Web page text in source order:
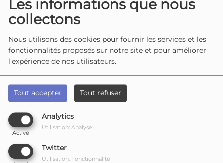
Les informations que nous
collectons
Nous utilisons des cookies pour fournir les services et les
fonctionnalités proposés sur notre site et pour améliorer
l'expérience de nos utilisateurs.
Tout accepter Tout refuser
Analytics
Activé
Utilisation: Analyse
Twitter
Utilisation: Fonctionnalité
Écouter le podcast
Dans l’émission
reçuALXoriginaire de La Rochelle et
émergente de la scène pop urbaine
un échange sincère, elle dévoile les coulisses
de son univers musical, entre